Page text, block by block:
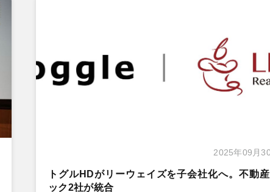
2025年09月
トグルHDがリーウェイズを子会社化へ。不動
ック2社が統合